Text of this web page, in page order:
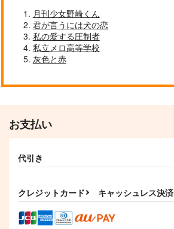
月刊少女野崎くん
君が言うには犬の恋
私の愛する圧制者
私立メロ高等学校
灰色と赤
お支払い
代引き
クレジットカード キャッシュレス決済